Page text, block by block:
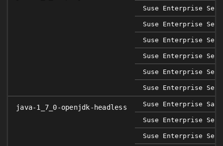
Suse Enterprise
Suse Enterprise
Suse Enterprise
Suse Enterprise
Suse Enterprise
Suse Enterprise
java-1_7_0-openjdk-headless Suse Enterprise Sap
Suse Enterprise
Suse Enterprise